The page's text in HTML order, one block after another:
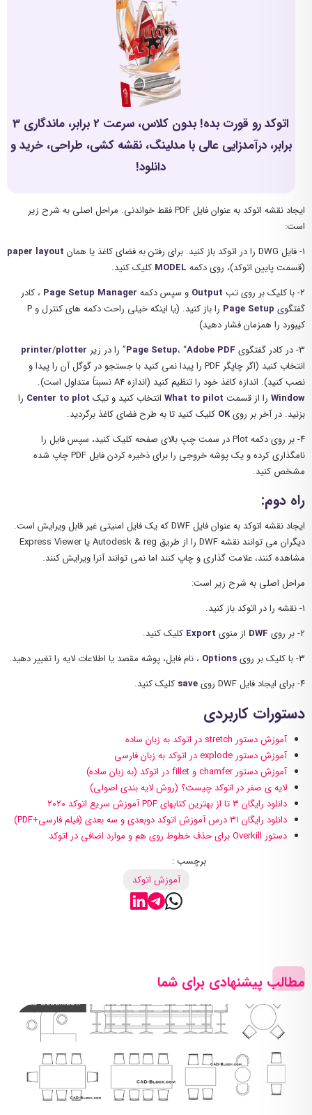
اتوکد رو قورت بده! بدون کلاس، سرعت 2 برابر، ماندگاری 3
برابر، درآمدزایی عالی با مدلینگ، نقشه کشی، طراحی، خرید و
دانلود!
ایجاد نقشه اتوکد به عنوان فایل PDF فقط خواندنی. مراحل اصلی به شرح زیر
است:
۱- فایل DWG را در اتوکد باز کنید. برای رفتن به فضای کاغذ یا همان
paper layout
(قسمت پایین اتوکد)، روی دکمه MODEL کلیک کنید.
۲- با کلیک بر روی تب
Output و سپس دکمه Page Setup Manager ، کادر
گفتگوی
Page Setup
را باز کنید. (یا اینکه خیلی راحت دکمه های کنترل و P
کیبورد را همزمان فشار دهید)
۳- در کادر گفتگوی
Page Setup، “Adobe PDF ” را در زیر printer/plotter
انتخاب کنید (اگر چاپگر PDF را پیدا نمی کنید با جستجو در گوگل آن را پیدا و
نصب کنید). اندازه کاغذ خود را تنظیم کنید (اندازه A4 نسبتاً متداول است).
Windowرا از قسمت What to pilot انتخاب کنید و تیک Center to plot
را
بزنید. در آخر بر رویOK کلیک کنید تا به طرح فضای کاغذ برگردید.
۴- بر روی دکمه Plot در سمت چپ بالای صفحه کلیک کنید، سپس فایل را
نامگذاری کرده و یک پوشه خروجی را برای ذخیره کردن فایل PDF چاپ شده
مشخص کنید.
راه دوم:
ایجاد نقشه اتوکد به عنوان فایل DWF که یک فایل امنیتی غیر قابل ویرایش است.
دیگران می توانند نقشه DWF را از طریق Autodesk & reg یا Express Viewer
مشاهده کنند، علامت گذاری و چاپ کنند اما نمی توانند آنرا ویرایش کنند.
مراحل اصلی به شرح زیر است:
۱- نقشه را در اتوکد باز کنید.
۲- بر روی
DWF از منوی Export کلیک کنید.
۳- با کلیک بر روی
Options ، نام فایل، پوشه مقصد یا اطلاعات لایه را تغییر دهید.
۴- برای ایجاد فایل DWF روی
save کلیک کنید.
دستورات کاربردی
آموزش دستور stretch در اتوکد به زبان ساده
آموزش دستور explode در اتوکد به زبان فارسی
آموزش دستور chamfer و fillet در اتوکد (به زبان ساده)
لایه ی صفر در اتوکد چیست؟ (روش لایه بندی اصولی)
دانلود رایگان ۳ تا از بهترین کتابهای PDF آموزش سریع اتوکد ۲۰۲۰
دانلود رایگان ۳۱ درس آموزش اتوکد دوبعدی و سه بعدی (فیلم فارسی+PDF)
دستور Overkill برای حذف خطوط روی هم و موارد اضافی در اتوکد
برچسب :
آموزش اتوکد
مطالب پیشنهادی برای شما